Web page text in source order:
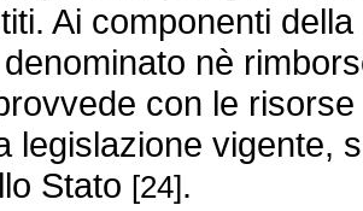
Ai componenti
nè
con le
legislazione vigente,
Stato [24].